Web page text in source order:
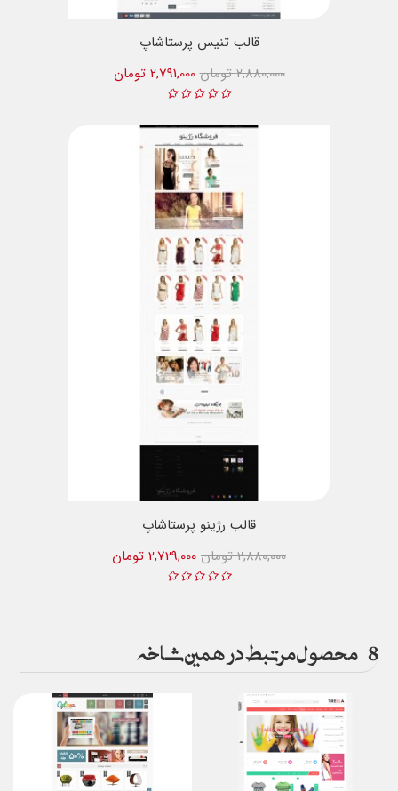
قالب تنیس پرستاشاپ
2,791,000 تومان
2,880,000 تومان
قالب رژینو پرستاشاپ
2,729,000 تومان
2,880,000 تومان
8 محصول مرتبط در همین شاخه